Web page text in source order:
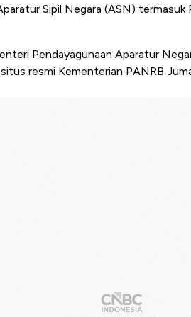
Sipil Negara (ASN) termasuk
Pendayagunaan Aparatur
resmi Kementerian PANRB